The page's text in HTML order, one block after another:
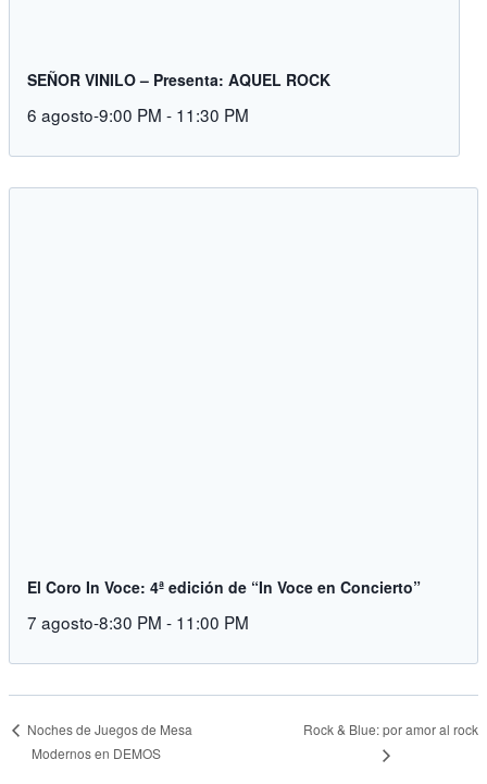
SEÑOR VINILO – Presenta: AQUEL ROCK
6 agosto-9:00 PM - 11:30 PM
El Coro In Voce: 4ª edición de “In Voce en Concierto”
7 agosto-8:30 PM - 11:00 PM
Noches de Juegos de Mesa
Modernos en DEMOS
Rock & Blue: por amor al rock